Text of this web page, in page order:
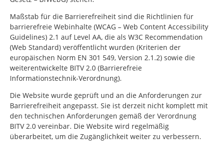
Maßstab für die Barrierefreiheit sind die Richtlinien für
barrierefreie Webinhalte (WCAG – Web Content Accessibility
Guidelines) 2.1 auf Level AA, die als W3C Recommendation
(Web Standard) veröffentlicht wurden (Kriterien der
europäischen Norm EN 301 549, Version 2.1.2) sowie die
weiterentwickelte BITV 2.0 (Barrierefreie
Informationstechnik-Verordnung).
Die Website wurde geprüft und an die Anforderungen zur
Barrierefreiheit angepasst. Sie ist derzeit nicht komplett mit
den technischen Anforderungen gemäß der Verordnung
BITV 2.0 vereinbar. Die Website wird regelmäßig
überarbeitet, um die Zugänglichkeit weiter zu verbessern.